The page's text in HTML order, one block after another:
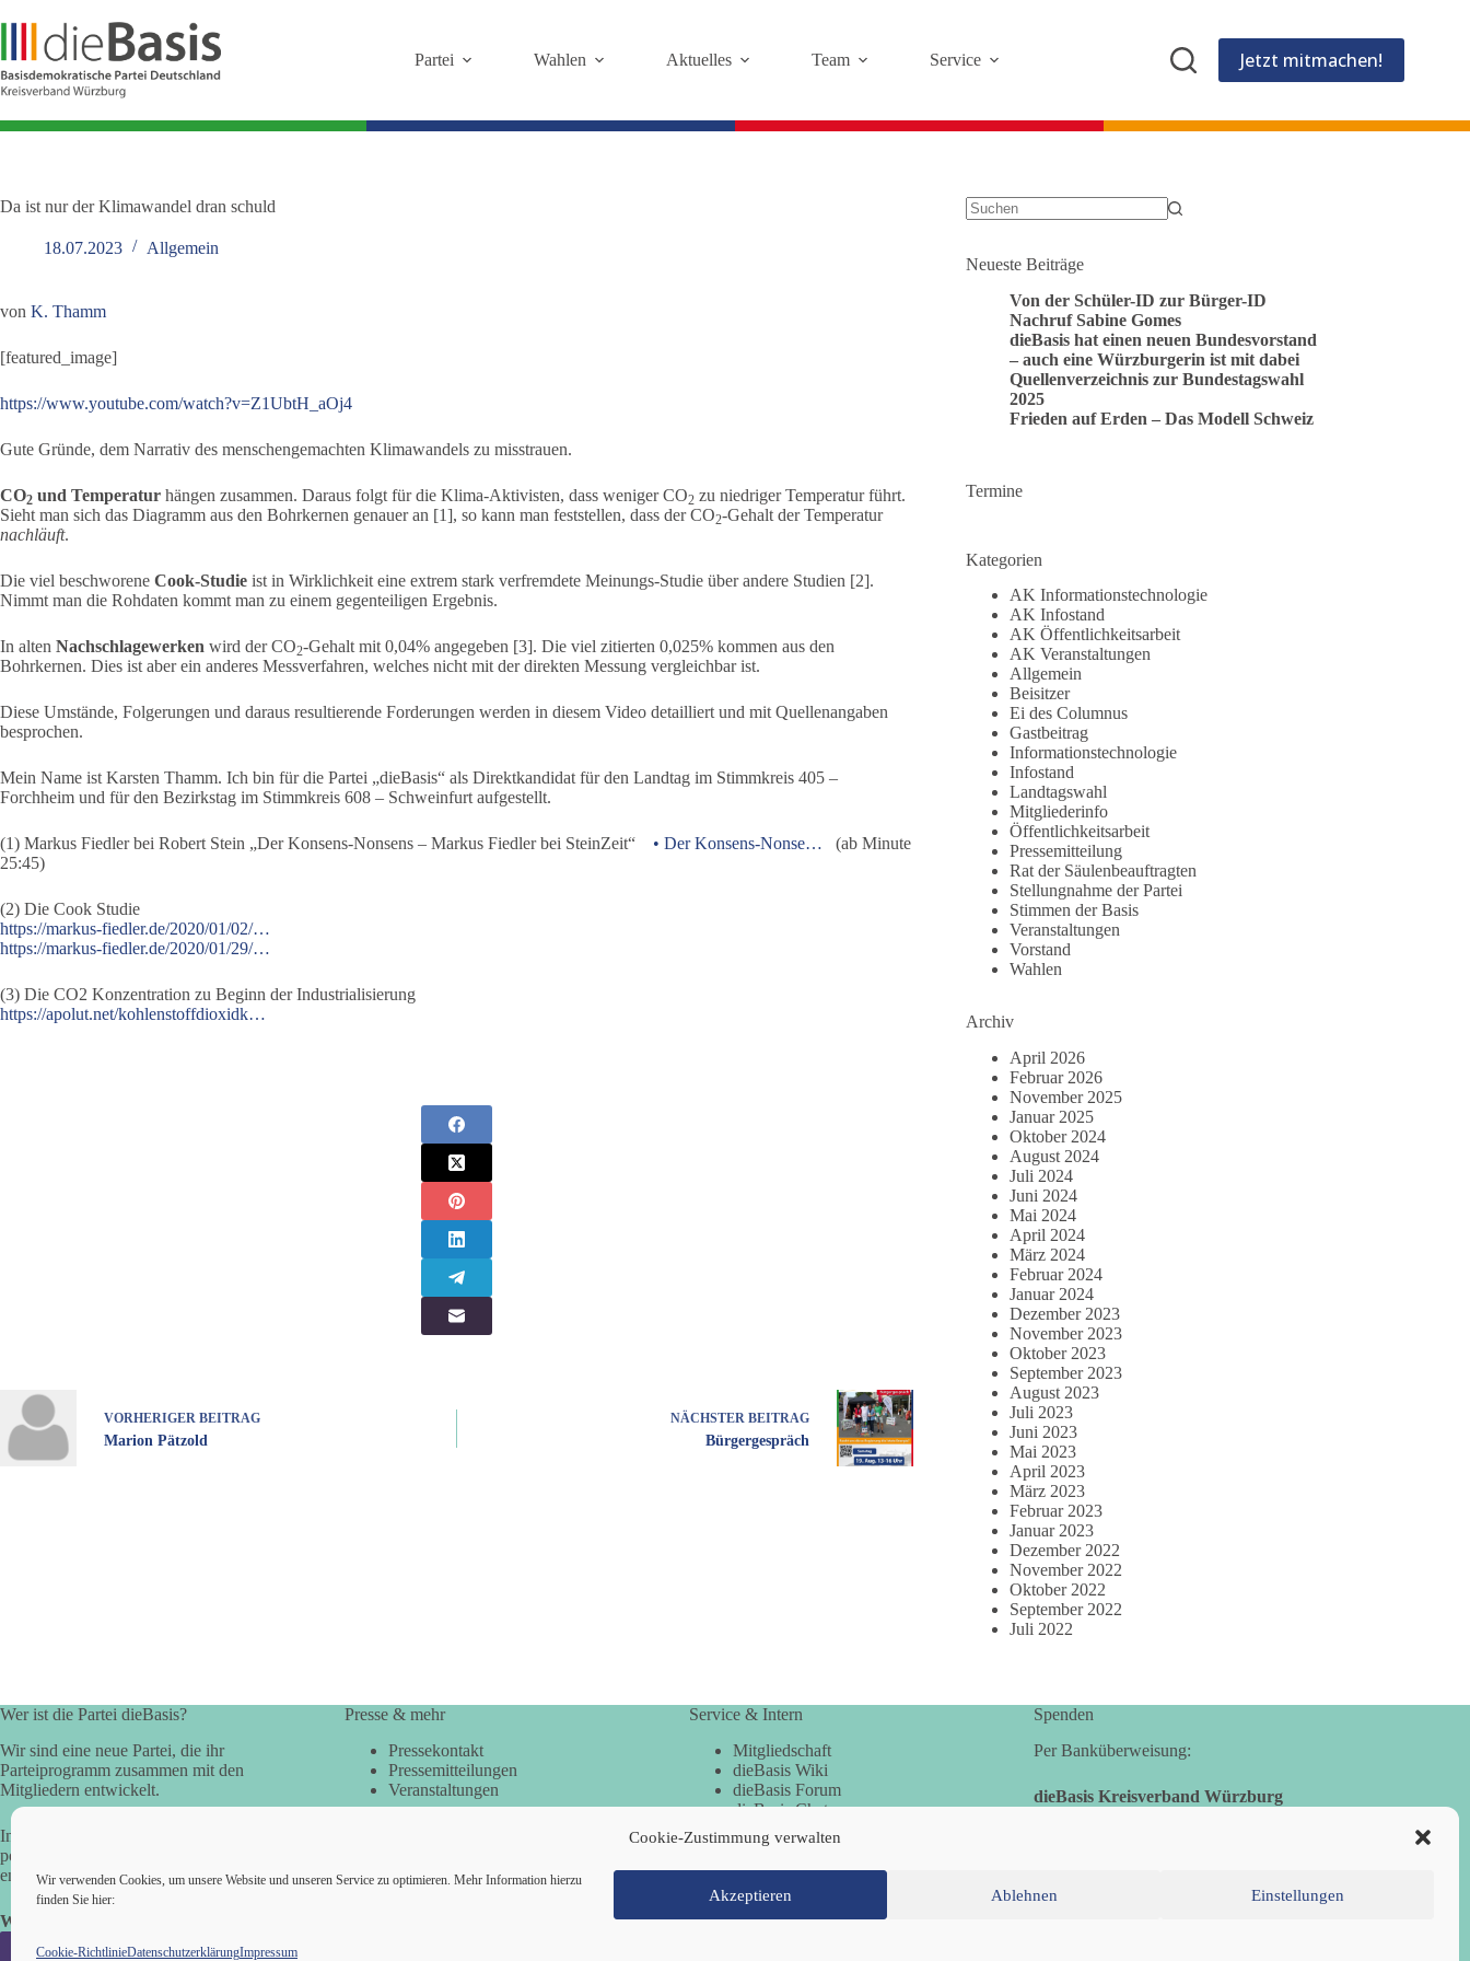
Cookie-Zustimmung verwalten
Wir verwenden Cookies, um unsere Website und unseren Service zu optimieren. Mehr Information hierzu
finden Sie hier:
Akzeptieren Ablehnen Einstellungen
Cookie-RichtlinieDatenschutzerklärungImpressum
Inhalt
springen
Partei Wahlen Aktuelles Team Service Jetzt mitmachen!
Da ist nur der Klimawandel dran schuld
18.07.2023 Allgemein
von K. Thamm
[featured_image]
https://www.youtube.com/watch?v=Z1UbtH_aOj4
Gute Gründe, dem Narrativ des menschengemachten Klimawandels zu misstrauen.
CO2 und Temperatur hängen zusammen. Daraus folgt für die Klima-Aktivisten, dass weniger CO2 zu niedriger Temperatur führt.
Sieht man sich das Diagramm aus den Bohrkernen genauer an [1], so kann man feststellen, dass der CO2-Gehalt der Temperatur
nachläuft.
Die viel beschworene Cook-Studie ist in Wirklichkeit eine extrem stark verfremdete Meinungs-Studie über andere Studien [2].
Nimmt man die Rohdaten kommt man zu einem gegenteiligen Ergebnis.
In alten Nachschlagewerken wird der CO2-Gehalt mit 0,04% angegeben [3]. Die viel zitierten 0,025% kommen aus den
Bohrkernen. Dies ist aber ein anderes Messverfahren, welches nicht mit der direkten Messung vergleichbar ist.
Diese Umstände, Folgerungen und daraus resultierende Forderungen werden in diesem Video detailliert und mit Quellenangaben
besprochen.
Mein Name ist Karsten Thamm. Ich bin für die Partei „dieBasis“ als Direktkandidat für den Landtag im Stimmkreis 405 –
Forchheim und für den Bezirkstag im Stimmkreis 608 – Schweinfurt aufgestellt.
(1) Markus Fiedler bei Robert Stein „Der Konsens-Nonsens – Markus Fiedler bei SteinZeit“ • Der Konsens-Nonse…
(ab Minute
25:45)
(2) Die Cook Studie
https://markus-fiedler.de/2020/01/02/…
https://markus-fiedler.de/2020/01/29/…
(3) Die CO2 Konzentration zu Beginn der Industrialisierung
https://apolut.net/kohlenstoffdioxidk…
VORHERIGER BEITRAG
Marion Pätzold
NÄCHSTER BEITRAG
Bürgergespräch
Neueste Beiträge
Von der Schüler-ID zur Bürger-ID
Nachruf Sabine Gomes
dieBasis hat einen neuen Bundesvorstand
– auch eine Würzburgerin ist mit dabei
Quellenverzeichnis zur Bundestagswahl
2025
Frieden auf Erden – Das Modell Schweiz
Termine
Kategorien
AK Informationstechnologie
AK Infostand
AK Öffentlichkeitsarbeit
AK Veranstaltungen
Allgemein
Beisitzer
Ei des Columnus
Gastbeitrag
Informationstechnologie
Infostand
Landtagswahl
Mitgliederinfo
Öffentlichkeitsarbeit
Pressemitteilung
Rat der Säulenbeauftragten
Stellungnahme der Partei
Stimmen der Basis
Veranstaltungen
Vorstand
Wahlen
Archiv
April 2026
Februar 2026
November 2025
Januar 2025
Oktober 2024
August 2024
Juli 2024
Juni 2024
Mai 2024
April 2024
März 2024
Februar 2024
Januar 2024
Dezember 2023
November 2023
Oktober 2023
September 2023
August 2023
Juli 2023
Juni 2023
Mai 2023
April 2023
März 2023
Februar 2023
Januar 2023
Dezember 2022
November 2022
Oktober 2022
September 2022
Juli 2022
Wer ist die Partei dieBasis?
Wir sind eine neue Partei, die ihr
Parteiprogramm zusammen mit den
Mitgliedern entwickelt.
In der Basisdemokratie werden die
politischen Fragen direkt vom Volk
entschieden.
Wir alle sind die Basis!
Presse & mehr
Pressekontakt
Pressemitteilungen
Veranstaltungen
Service & Intern
Mitgliedschaft
dieBasis Wiki
dieBasis Forum
dieBasis Chat
dieBasis Merchandising
Cookie-Zustimmung
Spenden
Per Banküberweisung:
dieBasis Kreisverband Würzburg